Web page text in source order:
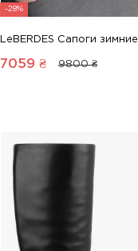
-28%
LeBERDES Сапоги зимние
7059 ₴ 9800 ₴